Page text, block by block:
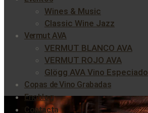
Wines & Music
Classic Wine Jazz
Vermut AVA
VERMUT BLANCO AVA
VERMUT ROJO AVA
Glögg AVA Vino Especiado
Copas de Vino Grabadas
Enoblog
Contacta